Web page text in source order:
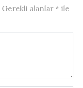
Gerekli alanlar * ile